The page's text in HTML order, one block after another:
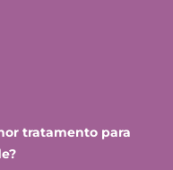
tratamento para